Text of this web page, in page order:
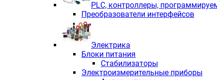
PLС, контроллеры,
Преобразователи интерфейсов
Электрика
Блоки питания
Стабилизаторы
Электроизмерительные приборы